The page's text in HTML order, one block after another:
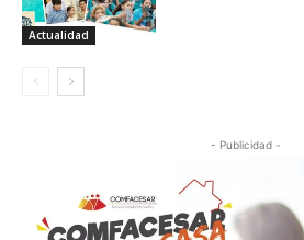
Actualidad
- Publicidad -